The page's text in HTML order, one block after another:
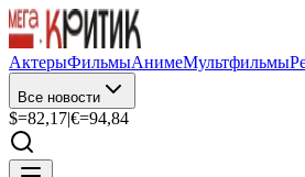
АктерыФильмыАнимеМультфильмы
Все новости
$=82,17|€=94,84